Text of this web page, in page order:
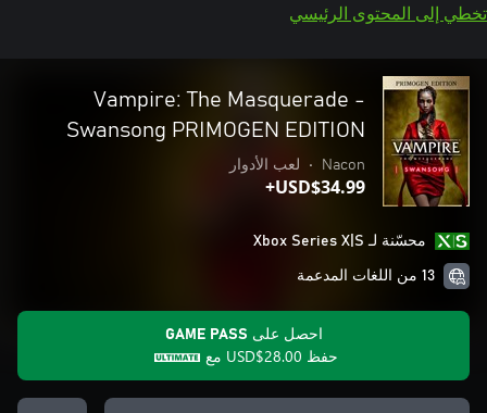
تخطي إلى المحتوى الرئيسي
Vampire: The Masquerade -
Swansong PRIMOGEN EDITION
Nacon
• لعب الأدوار
USD$34.99+
محسّنة لـ Xbox Series X|S
13 من اللغات المدعمة
احصل على GAME PASS
حفظ USD$28.00 مع